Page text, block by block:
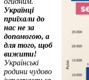
Українці
приїхали до
нас не за
допомогою, а
для того, щоб
вижити!
Українські
родини чудово